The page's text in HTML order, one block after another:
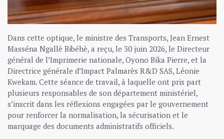
Dans cette optique, le ministre des Transports, Jean Ernest
Masséna Ngallè Bibéhè, a reçu, le 30 juin 2026, le Directeur
général de l’Imprimerie nationale, Oyono Bika Pierre, et la
Directrice générale d’Impact Palmarès R&D SAS, Léonie
Kwekam. Cette séance de travail, à laquelle ont pris part
plusieurs responsables de son département ministériel,
s’inscrit dans les réflexions engagées par le gouvernement
pour renforcer la normalisation, la sécurisation et le
marquage des documents administratifs officiels.